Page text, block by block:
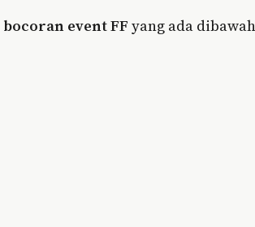
bocoran event FF yang ada dibawah